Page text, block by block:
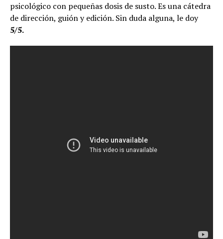
psicológico con pequeñas dosis de susto. Es una cátedra
de dirección, guión y edición. Sin duda alguna, le doy
5/5.